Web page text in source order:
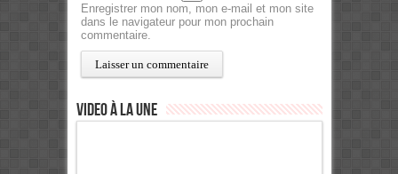
Enregistrer mon nom, mon e-mail et mon site
dans le navigateur pour mon prochain
commentaire.
Video à la Une